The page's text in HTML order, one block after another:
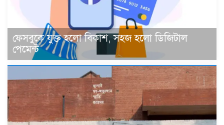
ফেসবুকে যুক্ত হলো বিকাশ, সহজ হলো ডিজিটাল
পেমেন্ট